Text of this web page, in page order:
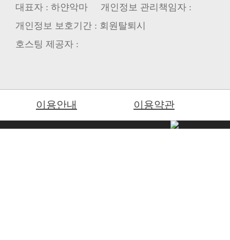
대표자 : 하얀악마 개인정보 관리책임자 :
개인정보 보호기간 : 회원탈퇴시
호스팅 제공자 :
이용안내 이용약관